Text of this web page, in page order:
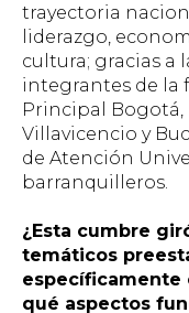
trayectoria
liderazgo,
cultura; gracias a
integrantes de la
Principal Bogotá,
Villavicencio y
de Atención
barranquilleros.
¿Esta cumbre
temáticos
específicamente
qué aspectos